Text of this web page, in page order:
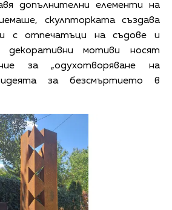
допълнителни елементи на
скулпторката създава
с отпечатъци на съдове и
декоративни мотиви носят
за „одухотворяване на
за безсмъртието в